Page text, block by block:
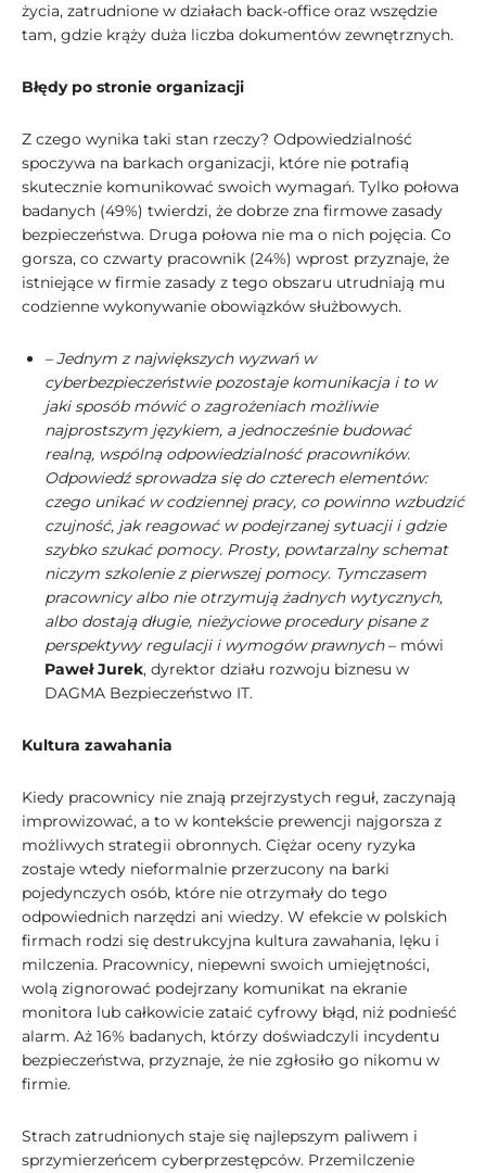
życia, zatrudnione w działach back-office oraz wszędzie
tam, gdzie krąży duża liczba dokumentów zewnętrznych.
Błędy po stronie organizacji
Z czego wynika taki stan rzeczy? Odpowiedzialność
spoczywa na barkach organizacji, które nie potrafią
skutecznie komunikować swoich wymagań. Tylko połowa
badanych (49%) twierdzi, że dobrze zna firmowe zasady
bezpieczeństwa. Druga połowa nie ma o nich pojęcia. Co
gorsza, co czwarty pracownik (24%) wprost przyznaje, że
istniejące w firmie zasady z tego obszaru utrudniają mu
codzienne wykonywanie obowiązków służbowych.
– Jednym z największych wyzwań w
cyberbezpieczeństwie pozostaje komunikacja i to w
jaki sposób mówić o zagrożeniach możliwie
najprostszym językiem, a jednocześnie budować
realną, wspólną odpowiedzialność pracowników.
Odpowiedź sprowadza się do czterech elementów:
czego unikać w codziennej pracy, co powinno wzbudzić
czujność, jak reagować w podejrzanej sytuacji i gdzie
szybko szukać pomocy. Prosty, powtarzalny schemat
niczym szkolenie z pierwszej pomocy. Tymczasem
pracownicy albo nie otrzymują żadnych wytycznych,
albo dostają długie, nieżyciowe procedury pisane z
perspektywy regulacji i wymogów prawnych– mówi
Paweł Jurek, dyrektor działu rozwoju biznesu w
DAGMA Bezpieczeństwo IT.
Kultura zawahania
Kiedy pracownicy nie znają przejrzystych reguł, zaczynają
improwizować, a to w kontekście prewencji najgorsza z
możliwych strategii obronnych. Ciężar oceny ryzyka
zostaje wtedy nieformalnie przerzucony na barki
pojedynczych osób, które nie otrzymały do tego
odpowiednich narzędzi ani wiedzy. W efekcie w polskich
firmach rodzi się destrukcyjna kultura zawahania, lęku i
milczenia. Pracownicy, niepewni swoich umiejętności,
wolą zignorować podejrzany komunikat na ekranie
monitora lub całkowicie zataić cyfrowy błąd, niż podnieść
alarm. Aż 16% badanych, którzy doświadczyli incydentu
bezpieczeństwa, przyznaje, że nie zgłosiło go nikomu w
firmie.
Strach zatrudnionych staje się najlepszym paliwem i
sprzymierzeńcem cyberprzestępców. Przemilczenie